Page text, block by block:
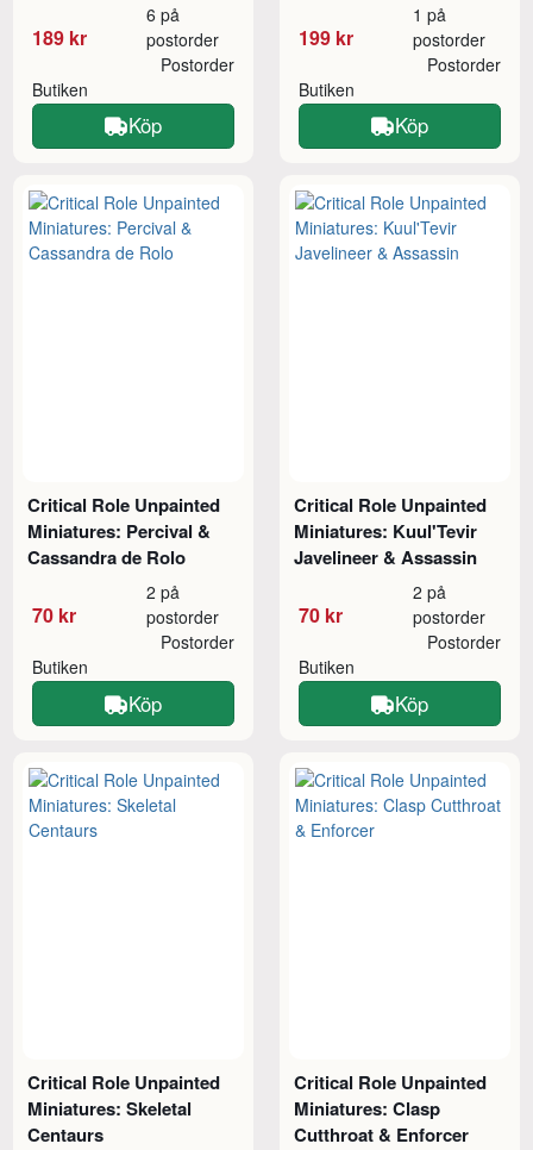
189 kr
6 på
postorder
Butiken
Postorder
Köp
199 kr
1 på
postorder
Butiken
Postorder
Köp
Critical Role Unpainted
Miniatures: Percival &
Cassandra de Rolo
70 kr
2 på
postorder
Butiken
Postorder
Köp
Critical Role Unpainted
Miniatures: Kuul'Tevir
Javelineer & Assassin
70 kr
2 på
postorder
Butiken
Postorder
Köp
Critical Role Unpainted
Miniatures: Skeletal
Centaurs
Critical Role Unpainted
Miniatures: Clasp
Cutthroat & Enforcer